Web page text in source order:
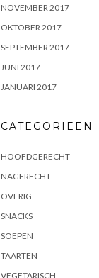
NOVEMBER 2017
OKTOBER 2017
SEPTEMBER 2017
JUNI 2017
JANUARI 2017
CATEGORIEËN
HOOFDGERECHT
NAGERECHT
OVERIG
SNACKS
SOEPEN
TAARTEN
VEGETARISCH